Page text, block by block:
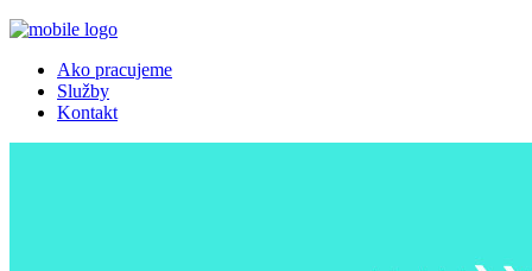
Ako pracujeme
Služby
Kontakt